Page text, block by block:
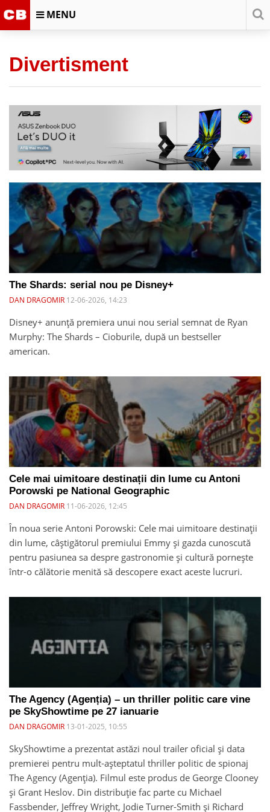
MENU
Divertisment
The Shards: serial nou pe Disney+
DAN DRAGOMIR 12-06-2026, 14:23
Disney+ anunță premiera unui nou serial semnat de Ryan
Murphy: The Shards – Cioburile, după un bestseller
american.
Cele mai uimitoare destinații din lume cu Antoni
Porowski pe National Geographic
DAN DRAGOMIR 11-06-2026, 12:45
În noua serie Antoni Porowski: Cele mai uimitoare destinații
din lume, câștigătorul premiului Emmy și gazda cunoscută
pentru pasiunea sa despre gastronomie și cultură pornește
într-o călătorie menită să descopere exact aceste lucruri.
The Agency (Agenția) – un thriller politic care vine
pe SkyShowtime pe 27 ianuarie
DAN DRAGOMIR 13-01-2025, 10:55
SkyShowtime a prezentat astăzi noul trailer oficial și data
premierei pentru mult-așteptatul thriller politic de spionaj
The Agency (Agenția). Filmul este produs de George Clooney
și Grant Heslov. Din distribuție fac parte cu Michael
Fassbender, Jeffrey Wright, Jodie Turner-Smith și Richard